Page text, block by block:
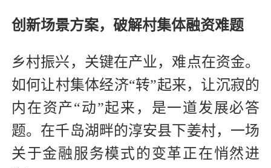
创新场景方案，破解村集体融资难题
乡村振兴，关键在产业，难点在资金。
如何让村集体经济“转”起来，让沉寂的
内在资产“动”起来，是一道发展必答
题。在千岛湖畔的淳安县下姜村，一场
关于金融服务模式的变革正在悄然进